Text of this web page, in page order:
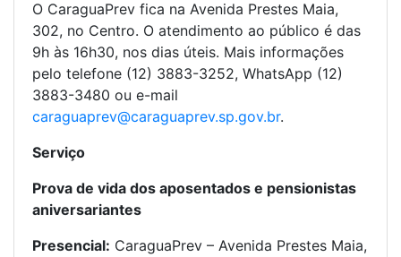
O CaraguaPrev fica na Avenida Prestes Maia,
302, no Centro. O atendimento ao público é das
9h às 16h30, nos dias úteis. Mais informações
pelo telefone (12) 3883-3252, WhatsApp (12)
3883-3480 ou e-mail
caraguaprev@caraguaprev.sp.gov.br.
Serviço
Prova de vida dos aposentados e pensionistas
aniversariantes
Presencial: CaraguaPrev – Avenida Prestes Maia,